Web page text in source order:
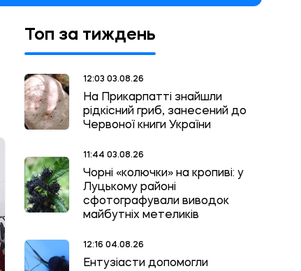
Топ за тиждень
12:03 03.08.26
На Прикарпатті знайшли
рідкісний гриб, занесений до
Червоної книги України
11:44 03.08.26
Чорні «колючки» на кропиві: у
Луцькому районі
сфотографували виводок
майбутніх метеликів
12:16 04.08.26
Ентузіасти допомогли